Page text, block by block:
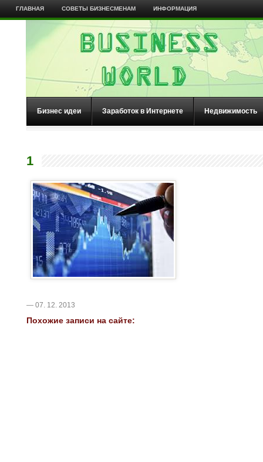
ГЛАВНАЯ СОВЕТЫ БИЗНЕСМЕНАМ ИНФОРМАЦИЯ
Бизнес идеи Заработок в Интернете Недвижимость
1
— 07. 12. 2013
Похожие записи на сайте: